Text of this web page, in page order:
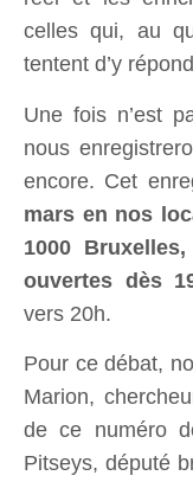
celles qui, au
tentent d’y
Une fois n’est
nous
encore. Cet
mars en nos
1000
ouvertes dès
vers 20h.
Pour ce débat,
Marion,
de ce numéro
Pitseys, député